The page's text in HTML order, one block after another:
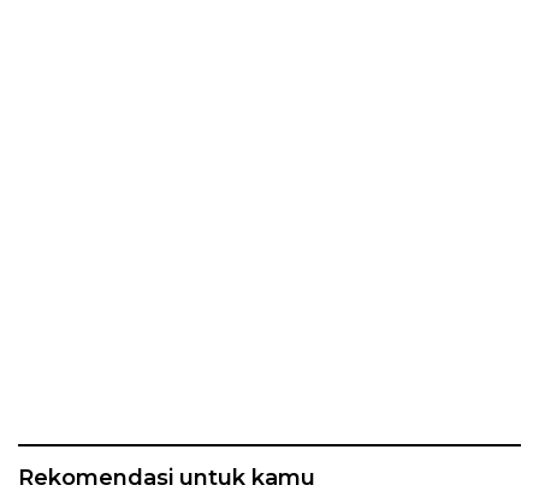
Rekomendasi untuk kamu